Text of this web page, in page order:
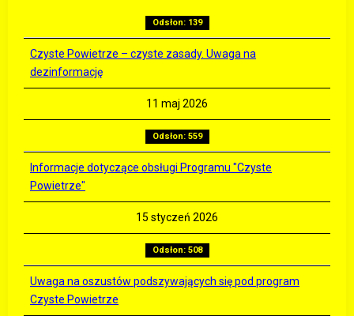
Odsłon: 139
Czyste Powietrze – czyste zasady. Uwaga na
dezinformację
11 maj 2026
Odsłon: 559
Informacje dotyczące obsługi Programu "Czyste
Powietrze"
15 styczeń 2026
Odsłon: 508
Uwaga na oszustów podszywających się pod program
Czyste Powietrze